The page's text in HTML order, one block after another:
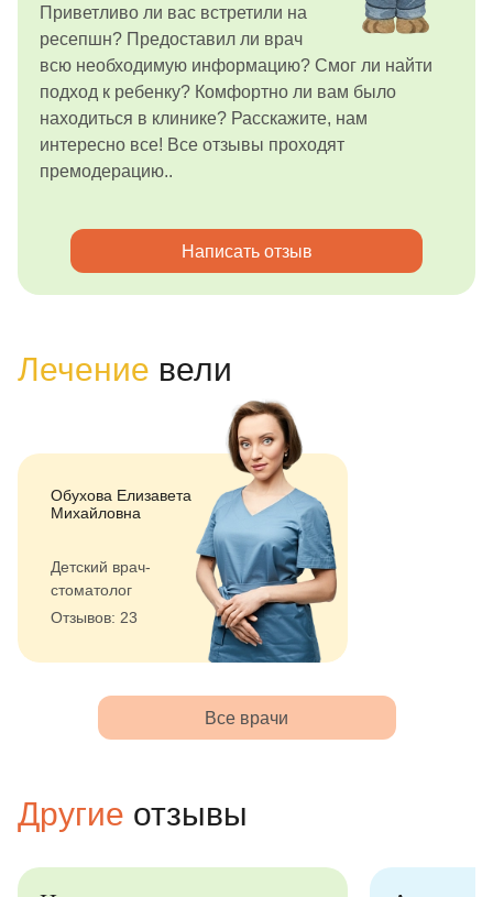
Приветливо ли вас встретили на
ресепшн? Предоставил ли врач
всю необходимую информацию? Смог ли найти
подход к ребенку? Комфортно ли вам было
находиться в клинике? Расскажите, нам
интересно все! Все отзывы проходят
премодерацию..
Написать отзыв
Лечение вели
Обухова Елизавета
Михайловна
Детский врач-
стоматолог
Отзывов: 23
Все врачи
Другие отзывы